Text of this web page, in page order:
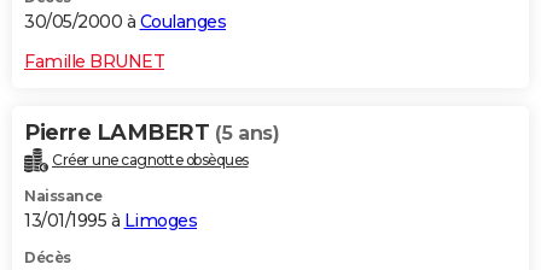
30/05/2000 à Coulanges
Famille BRUNET
Pierre LAMBERT (5 ans)
Créer une cagnotte obsèques
Naissance
13/01/1995 à Limoges
Décès